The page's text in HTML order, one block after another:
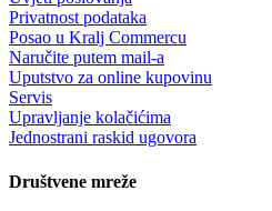
Privatnost podataka
Posao u Kralj Commercu
Naručite putem mail-a
Uputstvo za online kupovinu
Servis
Upravljanje kolačićima
Jednostrani raskid ugovora
Društvene mreže